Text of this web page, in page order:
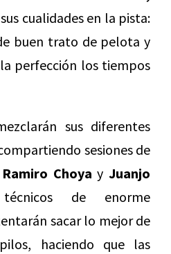
cualidades en la pista:
buen trato de pelota y
perfección los tiempos
sus diferentes
sesiones de
Ramiro Choya yJuanjo
de enorme
sacar lo mejor de
haciendo que las